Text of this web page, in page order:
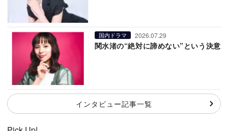
国内ドラマ 2026.07.29
関水渚の“絶対に諦めない”という決意
インタビュー記事一覧